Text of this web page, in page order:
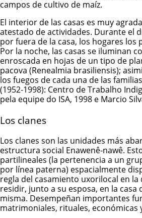
campos de cultivo de maíz.
El interior de las casas es muy
atestado de actividades. Durante el
por fuera de la casa, los hogares los
Por la noche, las casas se iluminan
enroscada en hojas de un tipo de
pacova (Renealmia brasiliensis);
los fuegos de cada una de las
(1952-1998): Centro de Trabalho
pela equipe do ISA, 1998 e Marcio
Los clanes
Los clanes son las unidades más
estructura social Enawenê-nawê.
partilineales (la pertenencia a un
por línea paterna) espacialmente
regla del casamiento uxorilocal en la
residir, junto a su esposa, en la casa
misma. Desempeñan importantes
matrimoniales, rituales, económicas